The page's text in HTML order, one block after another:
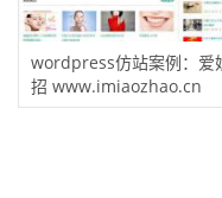
wordpress仿站案例：爱
招 www.imiaozhao.cn